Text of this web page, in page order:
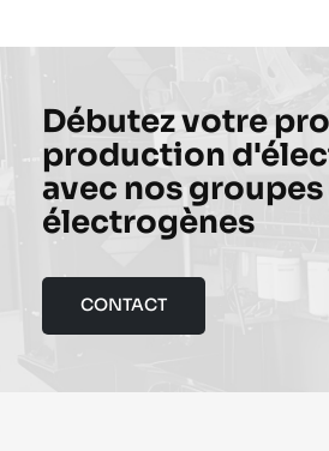
Débutez votre
production
avec nos groupes
électrogènes
CONTACT